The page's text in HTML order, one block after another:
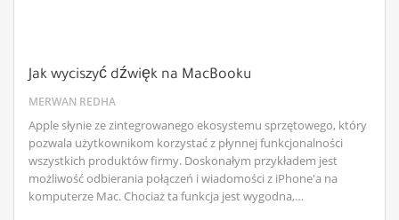
Jak wyciszyć dźwięk na MacBooku
MERWAN REDHA
Apple słynie ze zintegrowanego ekosystemu sprzętowego, który
pozwala użytkownikom korzystać z płynnej funkcjonalności
wszystkich produktów firmy. Doskonałym przykładem jest
możliwość odbierania połączeń i wiadomości z iPhone'a na
komputerze Mac. Chociaż ta funkcja jest wygodna,…